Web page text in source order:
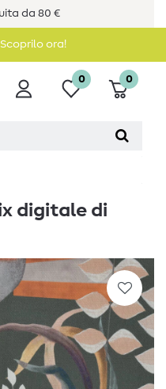
da 80 €
ora!
0 0
digitale di